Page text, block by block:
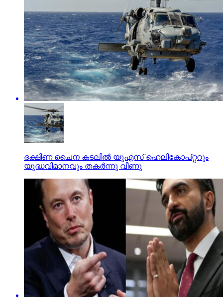
ദക്ഷിണ ചൈന കടലില്‍ യുഎസ് ഹെലികോപ്റ്ററും
യുദ്ധവിമാനവും തകര്‍ന്നു വീണു